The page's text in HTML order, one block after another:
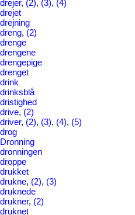
drejer, (2), (3), (4)
drejet
drejning
dreng, (2)
drenge
drengene
drengepige
drenget
drink
drinksblå
dristighed
drive, (2)
driver, (2), (3), (4), (5)
drog
Dronning
dronningen
droppe
drukket
drukne, (2), (3)
druknede
drukner, (2)
druknet